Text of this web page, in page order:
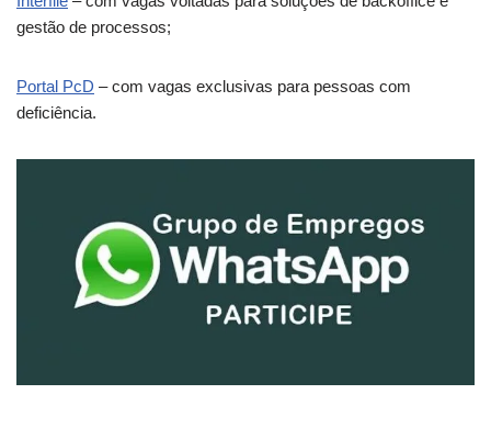
gestão de processos;
Portal PcD – com vagas exclusivas para pessoas com
deficiência.